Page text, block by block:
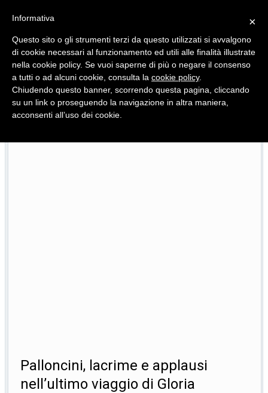
Quotidiano d'informazione distribuito in Molise con
Palloncini, lacrime e applausi
nell’ultimo viaggio di Gloria
×
Informativa
Questo sito o gli strumenti terzi da questo utilizzati si avvalgono
di cookie necessari al funzionamento ed utili alle finalità illustrate
nella cookie policy. Se vuoi saperne di più o negare il consenso
a tutti o ad alcuni cookie, consulta la cookie policy.
Chiudendo questo banner, scorrendo questa pagina, cliccando
su un link o proseguendo la navigazione in altra maniera,
acconsenti all’uso dei cookie.